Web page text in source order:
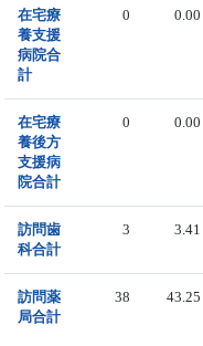
在宅療
養支援
病院合
計
0 0.00
在宅療
養後方
支援病
院合計
0 0.00
訪問歯
科合計
3 3.41
訪問薬
局合計
38 43.25